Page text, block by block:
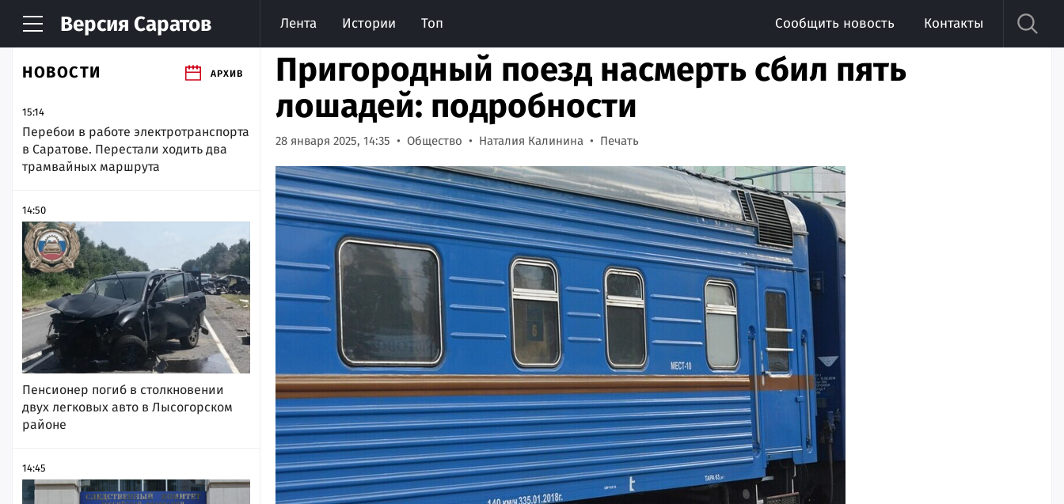
Версия Саратов Лента Истории Топ Сообщить новость Контакты
НОВОСТИ АРХИВ
15:14
Перебои в работе электротранспорта
в Саратове. Перестали ходить два
трамвайных маршрута
14:50
Пенсионер погиб в столкновении
двух легковых авто в Лысогорском
районе
14:45
Пригородный поезд насмерть сбил пять
лошадей: подробности
28 января 2025, 14:35 Общество Наталия Калинина Печать